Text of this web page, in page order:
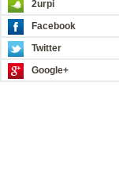
2urpi
Facebook
Twitter
Google+